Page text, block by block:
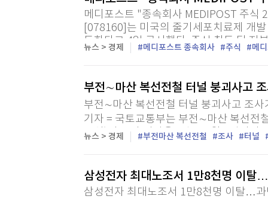
메디포스트 "종속회사 MEDIPOST 주식
[078160]는 미국의 줄기세포치료제 개
득한다고 4일 공시했다. 주식 취득 뒤 지
번...
뉴스 > 경제 메디포스트 종속회사 주식 메
부전∼마산 복선전철 터널 붕괴사고
부전∼마산 복선전철 터널 붕괴사고 조
기자 = 국토교통부는 부전∼마산 복선전
조위)의 조사 기간을 오는 10월 4일까지
뉴스 > 경제 부전마산 복선전철 조사 터널
삼성전자 최대노조서 1만8천명 이탈
삼성전자 최대노조서 1만8천명 이탈…